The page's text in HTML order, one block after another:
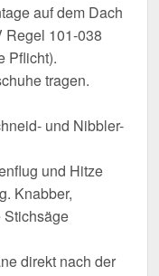
auf dem Dach
Regel 101-038
Pflicht).
tragen.
und Nibbler-
und Hitze
Knabber,
Stichsäge
direkt nach der